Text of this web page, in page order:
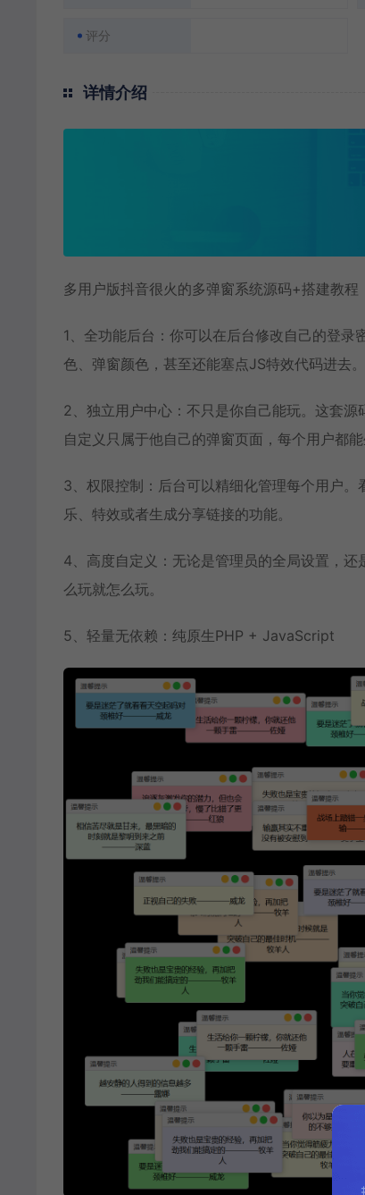
评分
详情介绍
多用户版抖音很火的多弹窗系统源码+搭建教程
1、全功能后台：你可以在后台修改自己的登
色、弹窗颜色，甚至还能塞点JS特效代码进去。
2、独立用户中心：不只是你自己能玩。这套
自定义只属于他自己的弹窗页面，每个用户都
3、权限控制：后台可以精细化管理每个用户
乐、特效或者生成分享链接的功能。
4、高度自定义：无论是管理员的全局设置，
么玩就怎么玩。
5、轻量无依赖：纯原生PHP + JavaScript